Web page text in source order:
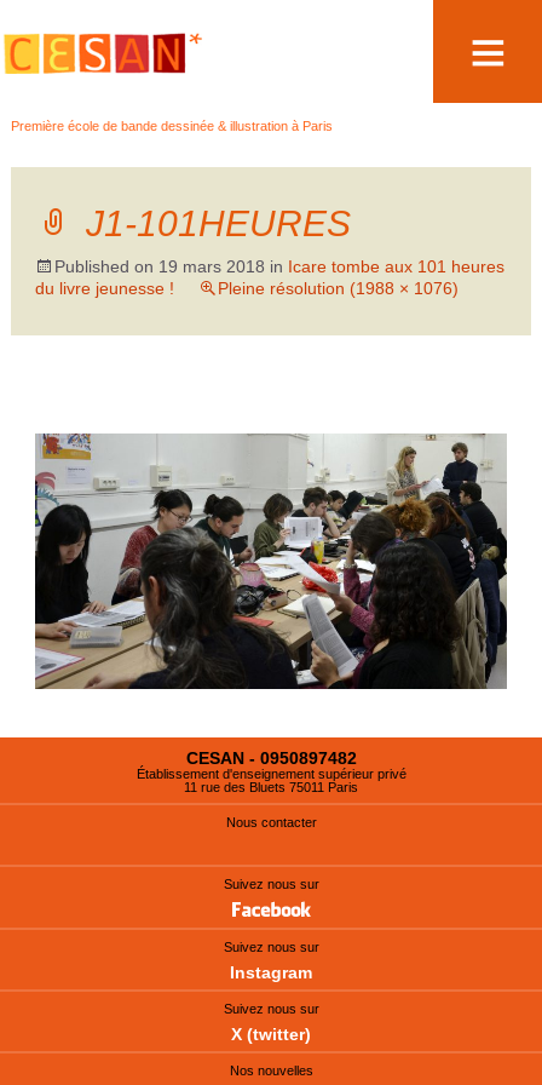
Première école de bande dessinée & illustration à Paris
au
J1-101HEURES
Published on 19 mars 2018 in Icare tombe aux 101 heures
du livre jeunesse !
Pleine résolution (1988 × 1076)
CESAN - 0950897482
Établissement d'enseignement supérieur privé
11 rue des Bluets 75011 Paris
Nous contacter
Suivez nous sur
Suivez nous sur
Instagram
Suivez nous sur
X (twitter)
Nos nouvelles